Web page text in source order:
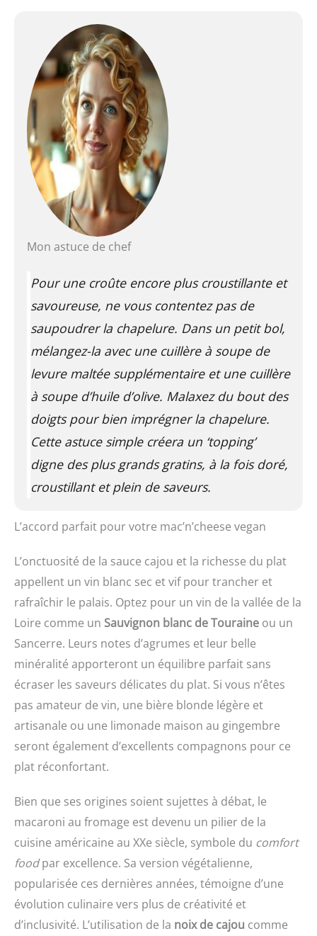
Mon astuce de chef
Pour une croûte encore plus croustillante et
savoureuse, ne vous contentez pas de
saupoudrer la chapelure. Dans un petit bol,
mélangez-la avec une cuillère à soupe de
levure maltée supplémentaire et une cuillère
à soupe d’huile d’olive. Malaxez du bout des
doigts pour bien imprégner la chapelure.
Cette astuce simple créera un ‘topping’
digne des plus grands gratins, à la fois doré,
croustillant et plein de saveurs.
L’accord parfait pour votre mac’n’cheese vegan
L’onctuosité de la sauce cajou et la richesse du plat
appellent un vin blanc sec et vif pour trancher et
rafraîchir le palais. Optez pour un vin de la vallée de la
Loire comme un Sauvignon blanc de Touraine ou un
Sancerre. Leurs notes d’agrumes et leur belle
minéralité apporteront un équilibre parfait sans
écraser les saveurs délicates du plat. Si vous n’êtes
pas amateur de vin, une bière blonde légère et
artisanale ou une limonade maison au gingembre
seront également d’excellents compagnons pour ce
plat réconfortant.
Bien que ses origines soient sujettes à débat, le
macaroni au fromage est devenu un pilier de la
cuisine américaine au XXe siècle, symbole du comfort
foodpar excellence. Sa version végétalienne,
popularisée ces dernières années, témoigne d’une
évolution culinaire vers plus de créativité et
d’inclusivité. L’utilisation de la noix de cajou comme